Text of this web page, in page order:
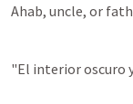
Ahab, uncle, or
"El interior oscuro